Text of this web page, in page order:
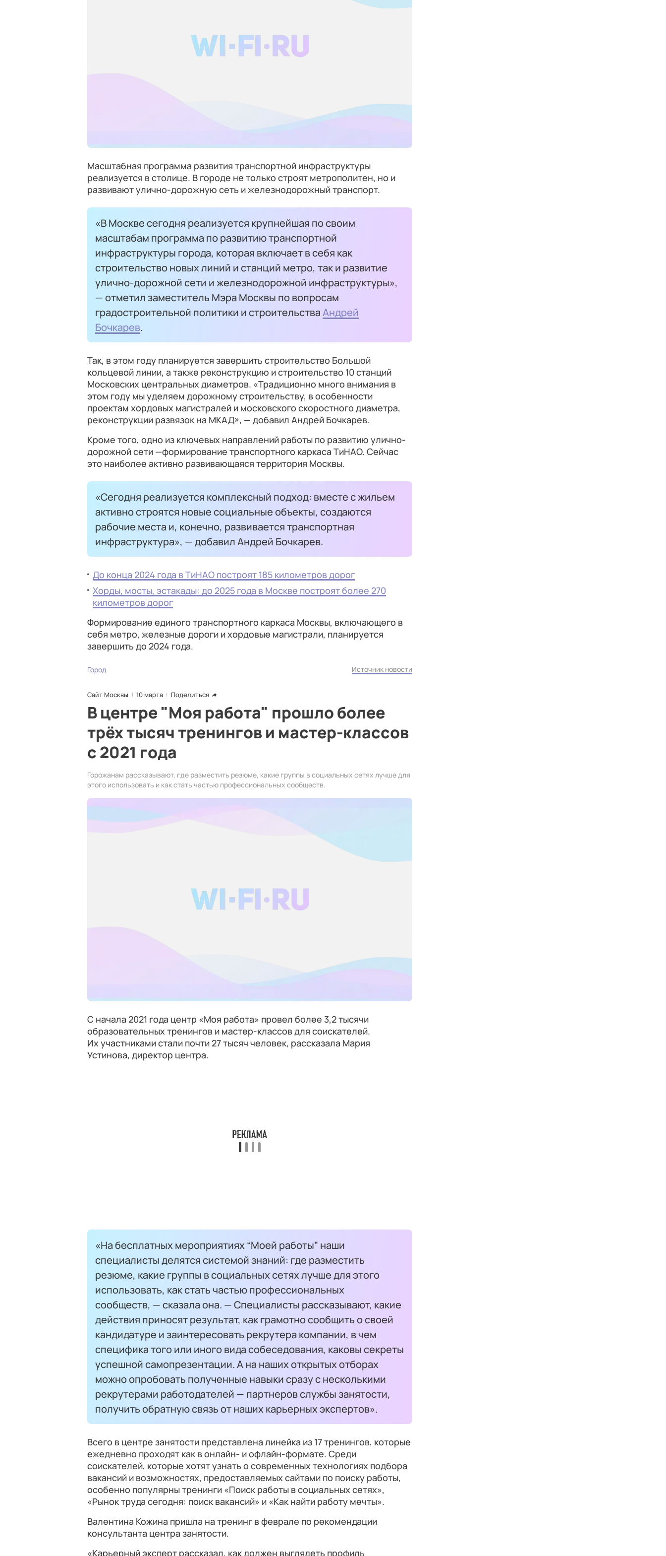
Масштабная программа развития транспортной инфраструктуры
реализуется в столице. В городе не только строят метрополитен, но и
развивают улично-дорожную сеть и железнодорожный транспорт.
«В Москве сегодня реализуется крупнейшая по своим
масштабам программа по развитию транспортной
инфраструктуры города, которая включает в себя как
строительство новых линий и станций метро, так и развитие
улично-дорожной сети и железнодорожной инфраструктуры»,
— отметил заместитель Мэра Москвы по вопросам
градостроительной политики и строительстваАндрей
Бочкарев.
Так, в этом году планируется завершить строительство Большой
кольцевой линии, а также реконструкцию и строительство 10 станций
Московских центральных диаметров. «Традиционно много внимания в
этом году мы уделяем дорожному строительству, в особенности
проектам хордовых магистралей и московского скоростного диаметра,
реконструкции развязок на МКАД», — добавил Андрей Бочкарев.
Кроме того, одно из ключевых направлений работы по развитию улично-
дорожной сети —формирование транспортного каркаса ТиНАО. Сейчас
это наиболее активно развивающаяся территория Москвы.
«Сегодня реализуется комплексный подход: вместе с жильем
активно строятся новые социальные объекты, создаются
рабочие места и, конечно, развивается транспортная
инфраструктура», — добавил Андрей Бочкарев.
До конца 2024 года в ТиНАО построят 185 километров дорог
Хорды, мосты, эстакады: до 2025 года в Москве построят более 270
километров дорог
Формирование единого транспортного каркаса Москвы, включающего в
себя метро, железные дороги и хордовые магистрали, планируется
завершить до 2024 года.
Город Источник новости
Сайт Москвы 10 марта Поделиться
В центре "Моя работа" прошло более
трёх тысяч тренингов и мастер-классов
с 2021 года
Горожанам рассказывают, где разместить резюме, какие группы в социальных сетях лучше для
этого использовать и как стать частью профессиональных сообществ.
С начала 2021 года центр «Моя работа» провел более 3,2 тысячи
образовательных тренингов и мастер-классов для соискателей.
Их участниками стали почти 27 тысяч человек, рассказала Мария
Устинова, директор центра.
«На бесплатных мероприятиях “Моей работы” наши
специалисты делятся системой знаний: где разместить
резюме, какие группы в социальных сетях лучше для этого
использовать, как стать частью профессиональных
сообществ, — сказала она. — Специалисты рассказывают, какие
действия приносят результат, как грамотно сообщить о своей
кандидатуре и заинтересовать рекрутера компании, в чем
специфика того или иного вида собеседования, каковы секреты
успешной самопрезентации. А на наших открытых отборах
можно опробовать полученные навыки сразу с несколькими
рекрутерами работодателей — партнеров службы занятости,
получить обратную связь от наших карьерных экспертов».
Всего в центре занятости представлена линейка из 17 тренингов, которые
ежедневно проходят как в онлайн- и офлайн-формате. Среди
соискателей, которые хотят узнать о современных технологиях подбора
вакансий и возможностях, предоставляемых сайтами по поиску работы,
особенно популярны тренинги «Поиск работы в социальных сетях»,
«Рынок труда сегодня: поиск вакансий» и «Как найти работу мечты».
Валентина Кожина пришла на тренинг в феврале по рекомендации
консультанта центра занятости.
«Карьерный эксперт рассказал, как должен выглядеть профиль